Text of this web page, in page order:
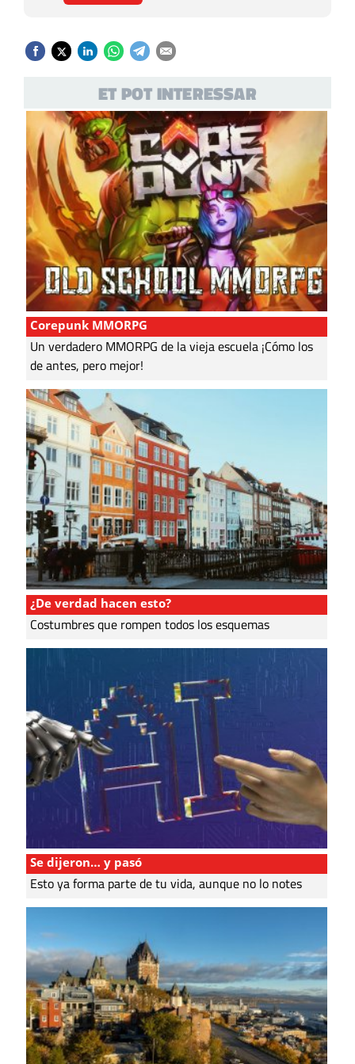
ET POT INTERESSAR
Corepunk MMORPG
Un verdadero MMORPG de la vieja escuela ¡Cómo los
de antes, pero mejor!
¿De verdad hacen esto?
Costumbres que rompen todos los esquemas
Se dijeron… y pasó
Esto ya forma parte de tu vida, aunque no lo notes